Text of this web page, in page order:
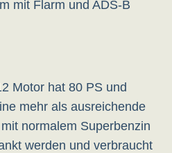
mit Flarm und ADS-B
Motor hat 80 PS und
mehr als ausreichende
normalem Superbenzin
werden und verbraucht